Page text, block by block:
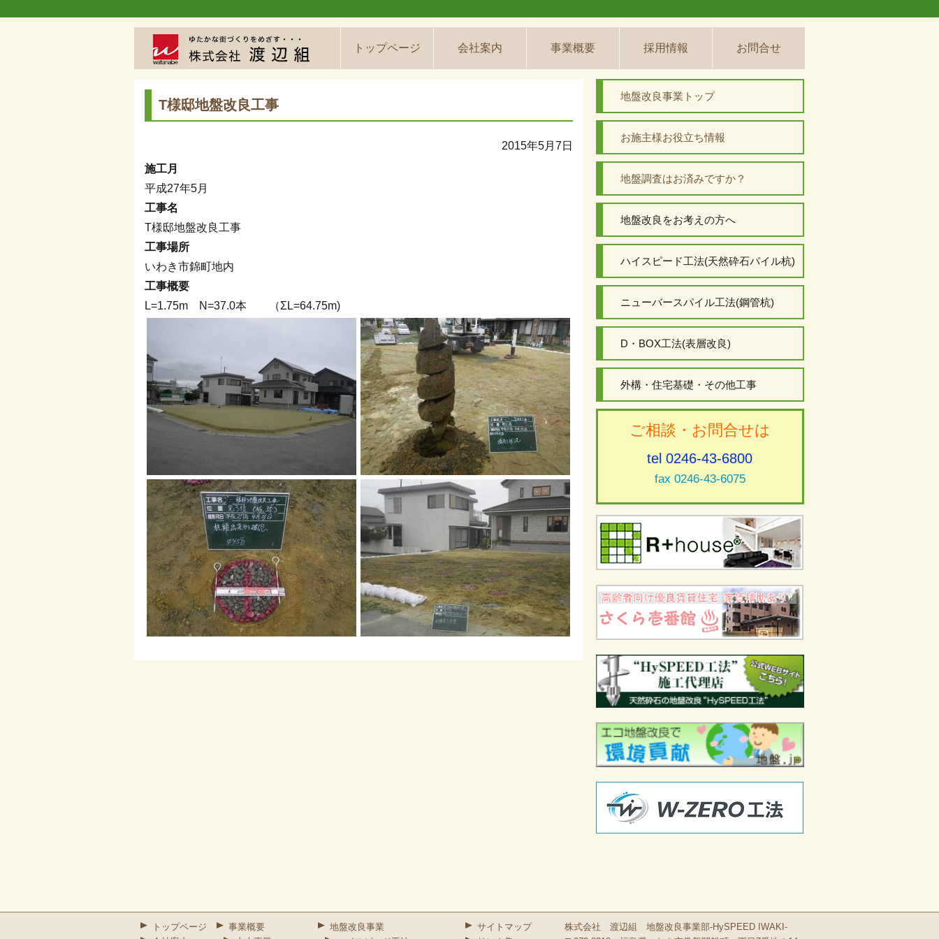
トップページ 会社案内 事業概要 採用情報 お問合せ
T様邸地盤改良工事
2015年5月7日
施工月
平成27年5月
工事名
T様邸地盤改良工事
工事場所
いわき市錦町地内
工事概要
L=1.75m N=37.0本 （ΣL=64.75m)
地盤改良事業トップ
お施主様お役立ち情報
地盤調査はお済みですか？
地盤改良をお考えの方へ
ハイスピード工法(天然砕石パイル杭)
ニューバースパイル工法(鋼管杭)
D・BOX工法(表層改良)
外構・住宅基礎・その他工事
ご相談・お問合せは
tel 0246-43-6800
fax 0246-43-6075
トップページ
事業概要
地盤改良事業
サイトマップ
株式会社 渡辺組 地盤改良事業部-HySPEED IWAKI-